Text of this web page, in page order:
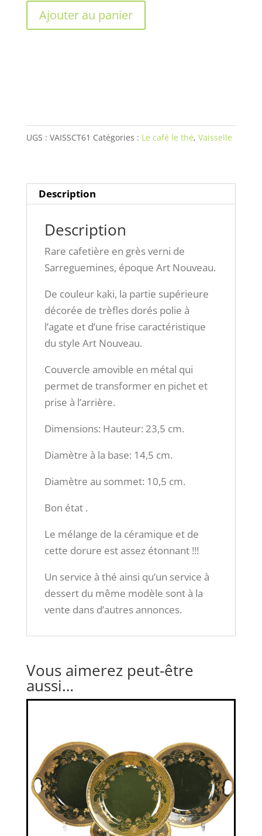
quantité
de
Sarreguemines,
Nouveau.
Ajouter au panier
UGS : VAISSCT61 Catégories : Le café le thé, Vaisselle
Description
Description
Rare cafetière en grès verni de
Sarreguemines, époque Art Nouveau.
De couleur kaki, la partie supérieure
décorée de trèfles dorés polie à
l’agate et d’une frise caractéristique
du style Art Nouveau.
Couvercle amovible en métal qui
permet de transformer en pichet et
prise à l’arrière.
Dimensions: Hauteur: 23,5 cm.
Diamètre à la base: 14,5 cm.
Diamètre au sommet: 10,5 cm.
Bon état .
Le mélange de la céramique et de
cette dorure est assez étonnant !!!
Un service à thé ainsi qu’un service à
dessert du même modèle sont à la
vente dans d’autres annonces.
Vous aimerez peut-être
aussi…